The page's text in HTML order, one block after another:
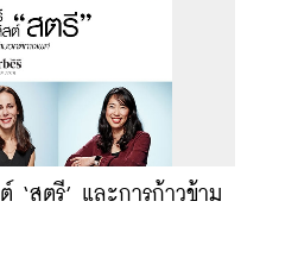
‘สตรี’ และการก้าวข้าม